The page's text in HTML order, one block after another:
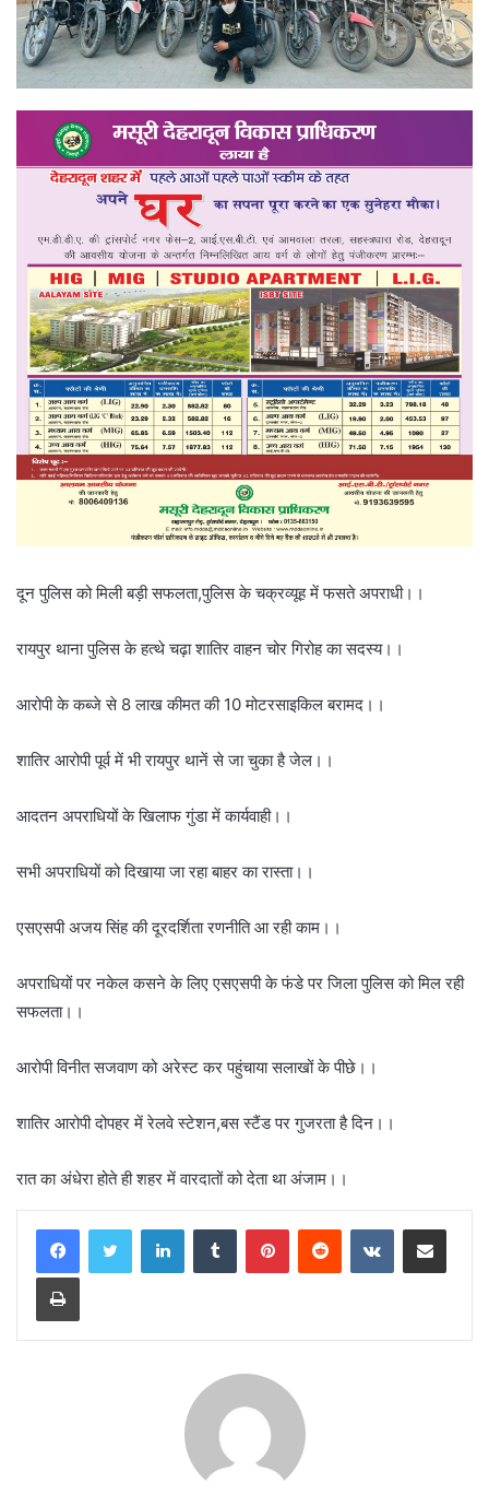
दून पुलिस को मिली बड़ी सफलता,पुलिस के चक्रव्यूह में फसते अपराधी।।
रायपुर थाना पुलिस के हत्थे चढ़ा शातिर वाहन चोर गिरोह का सदस्य।।
आरोपी के कब्जे से 8 लाख कीमत की 10 मोटरसाइकिल बरामद।।
शातिर आरोपी पूर्व में भी रायपुर थानें से जा चुका है जेल।।
आदतन अपराधियों के खिलाफ गुंडा में कार्यवाही।।
सभी अपराधियों को दिखाया जा रहा बाहर का रास्ता।।
एसएसपी अजय सिंह की दूरदर्शिता रणनीति आ रही काम।।
अपराधियों पर नकेल कसने के लिए एसएसपी के फंडे पर जिला पुलिस को मिल रही
सफलता।।
आरोपी विनीत सजवाण को अरेस्ट कर पहुंचाया सलाखों के पीछे।।
शातिर आरोपी दोपहर में रेलवे स्टेशन,बस स्टैंड पर गुजरता है दिन।।
रात का अंधेरा होते ही शहर में वारदातों को देता था अंजाम।।
LinkedInTumblr PinterestReddit VKontakteShare via Email
Print